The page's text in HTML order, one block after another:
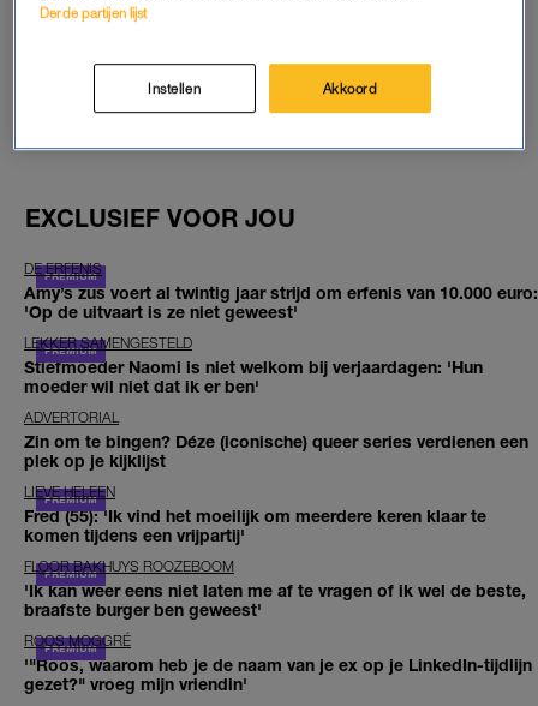
GOED ARTIKEL? DELEN MAAR.
EXCLUSIEF VOOR JOU
DE ERFENIS
Amy’s zus voert al twintig jaar strijd om erfenis van 10.000 euro:
'Op de uitvaart is ze niet geweest'
LEKKER SAMENGESTELD
Stiefmoeder Naomi is niet welkom bij verjaardagen: 'Hun
moeder wil niet dat ik er ben'
ADVERTORIAL
Zin om te bingen? Déze (iconische) queer series verdienen een
plek op je kijklijst
LIEVE HELEEN
Fred (55): 'Ik vind het moeilijk om meerdere keren klaar te
komen tijdens een vrijpartij'
FLOOR BAKHUYS ROOZEBOOM
'Ik kan weer eens niet laten me af te vragen of ik wel de beste,
braafste burger ben geweest'
ROOS MOGGRÉ
'"Roos, waarom heb je de naam van je ex op je LinkedIn-tijdlijn
gezet?" vroeg mijn vriendin'
Derde partijen lijst
Instellen Akkoord